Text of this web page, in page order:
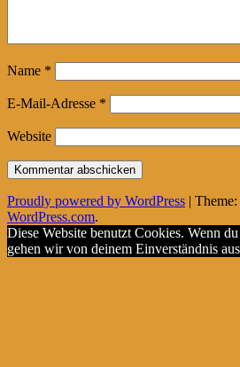
Name *
E-Mail-Adresse *
Website
Proudly powered by WordPress |
WordPress.com.
Diese Website benutzt Cookies. Wenn
gehen wir von deinem Einverständnis